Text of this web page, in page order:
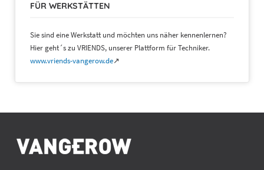
FÜR WERKSTÄTTEN
Sie sind eine Werkstatt und möchten uns näher kennenlernen?
Hier geht´s zu VRIENDS, unserer Plattform für Techniker.
www.vriends-vangerow.de↗